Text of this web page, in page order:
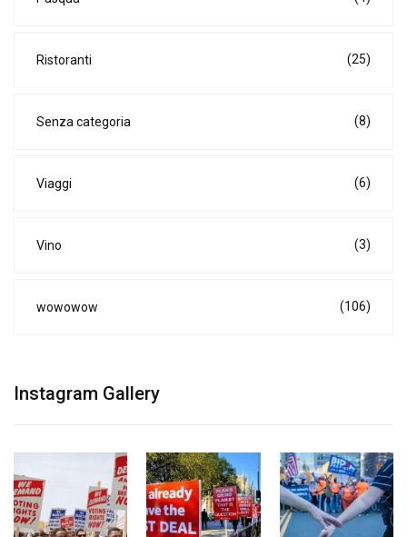
Ristoranti (25)
Senza categoria (8)
Viaggi (6)
Vino (3)
wowowow (106)
Instagram Gallery